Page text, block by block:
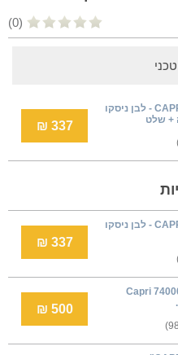
(0)
מאוורר תקרה CAPRI 42 - לבן ניסקו
337 ₪
מאוורר תקרה CAPRI 42 - לבן ניסקו
337 ₪
‏מאוורר תקרה 74000735 Capri
500 ₪